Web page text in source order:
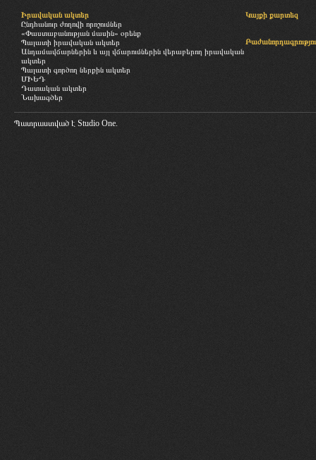
Իրավական ակտեր
Ընդհանուր ժողովի որոշումներ
«Փաստաբանության մասին» օրենք
Պալատի իրավական ակտեր
Անդամավճարներին և այլ վճարումներին վերաբերող իրավական
ակտեր
Պալատի գործող ներքին ակտեր
ՄԻԵԴ
Դատական ակտեր
Նախագծեր
Կայքի քարտեզ
Պատրաստված է Studio One.